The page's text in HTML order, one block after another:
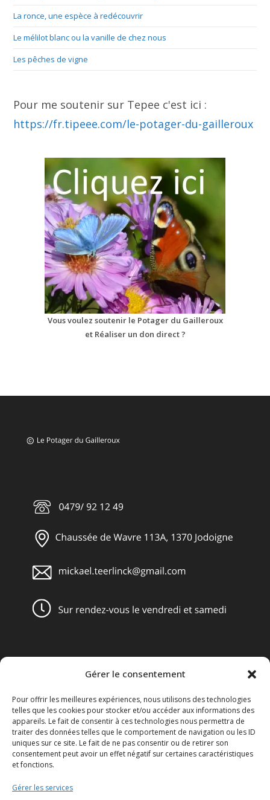
Gérer le consentement
Pour offrir les meilleures expériences, nous utilisons des technologies
telles que les cookies pour stocker et/ou accéder aux informations des
appareils. Le fait de consentir à ces technologies nous permettra de
traiter des données telles que le comportement de navigation ou les ID
uniques sur ce site. Le fait de ne pas consentir ou de retirer son
consentement peut avoir un effet négatif sur certaines caractéristiques
et fonctions.
Gérer les services
La ronce, une espèce à redécouvrir
Le mélilot blanc ou la vanille de chez nous
Les pêches de vigne
Pour me soutenir sur Tepee c'est ici :
https://fr.tipeee.com/le-potager-du-gailleroux
Vous voulez soutenir le Potager du Gailleroux
et Réaliser un don direct ?
Obligations légales
Conditions générales de vente
Mentions légales
Le Disclaimer
Le Réglement général sur la protection des données ou le